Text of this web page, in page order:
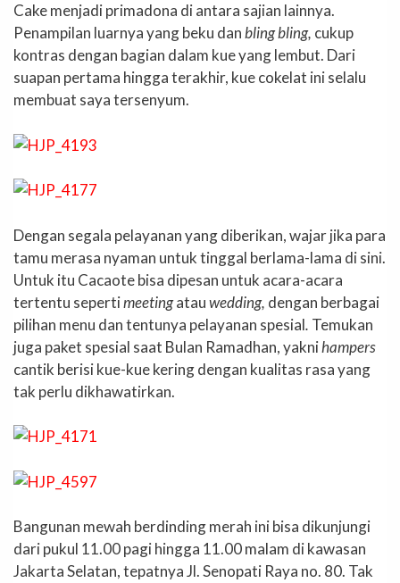
Cake menjadi primadona di antara sajian lainnya.
Penampilan luarnya yang beku danbling bling, cukup
kontras dengan bagian dalam kue yang lembut. Dari
suapan pertama hingga terakhir, kue cokelat ini selalu
membuat saya tersenyum.
Dengan segala pelayanan yang diberikan, wajar jika para
tamu merasa nyaman untuk tinggal berlama-lama di sini.
Untuk itu Cacaote bisa dipesan untuk acara-acara
tertentu sepertimeetingatauwedding, dengan berbagai
pilihan menu dan tentunya pelayanan spesial. Temukan
juga paket spesial saat Bulan Ramadhan, yaknihampers
cantik berisi kue-kue kering dengan kualitas rasa yang
tak perlu dikhawatirkan.
Bangunan mewah berdinding merah ini bisa dikunjungi
dari pukul 11.00 pagi hingga 11.00 malam di kawasan
Jakarta Selatan, tepatnya Jl. Senopati Raya no. 80. Tak